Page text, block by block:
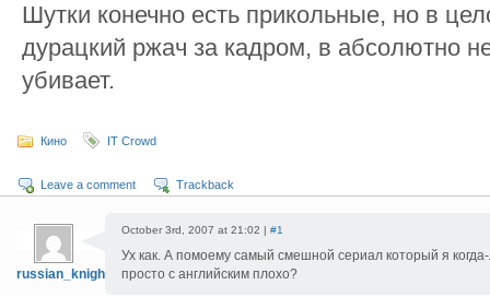
Шутки конечно есть прикольные, но в
дурацкий ржач за кадром, в абсолютно
убивает.
Кино IT Crowd
Leave a comment Trackback
russian_knight
October 3rd, 2007 at 21:02 | #1
Ух как. А помоему самый смешной сериал который я
просто с английским плохо?